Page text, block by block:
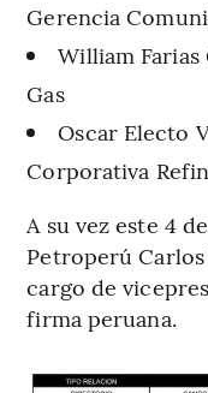
Gerencia
William
Gas
Oscar Electo
Corporativa
A su vez este 4
Petroperú
cargo de
firma peruana.